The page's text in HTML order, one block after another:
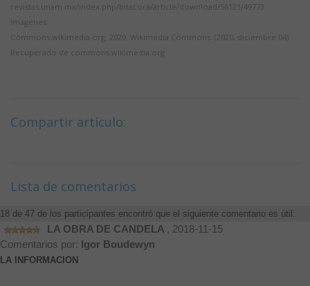
revistas.unam.mx/index.php/bitacora/article/download/56121/49773
Imágenes:
Commons.wikimedia.org. 2020. Wikimedia Commons. (2020, diciembre 04).
Recuperado de commons.wikimedia.org
Compartir artículo:
Lista de comentarios
18 de 47 de los participantes encontró que el siguiente comentario es útil:
LA OBRA DE CANDELA , 2018-11-15
Comentarios por:
Igor Boudewyn
LA INFORMACION